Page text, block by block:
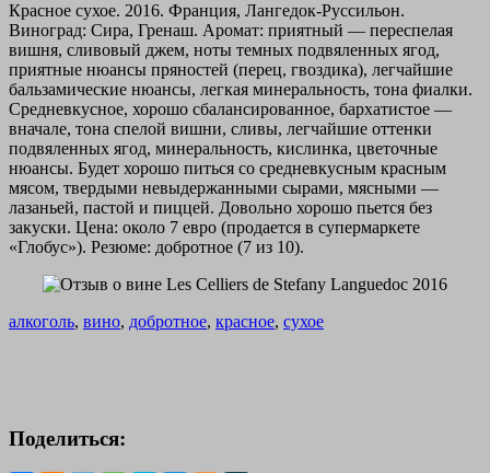
Красное сухое. 2016. Франция, Лангедок-Руссильон.
Виноград: Сира, Гренаш. Аромат: приятный — переспелая
вишня, сливовый джем, ноты темных подвяленных ягод,
приятные нюансы пряностей (перец, гвоздика), легчайшие
бальзамические нюансы, легкая минеральность, тона фиалки.
Средневкусное, хорошо сбалансированное, бархатистое —
вначале, тона спелой вишни, сливы, легчайшие оттенки
подвяленных ягод, минеральность, кислинка, цветочные
нюансы. Будет хорошо питься со средневкусным красным
мясом, твердыми невыдержанными сырами, мясными —
лазаньей, пастой и пиццей. Довольно хорошо пьется без
закуски. Цена: около 7 евро (продается в супермаркете
«Глобус»). Резюме: добротное (7 из 10).
алкоголь, вино, добротное, красное, сухое
Поделиться: